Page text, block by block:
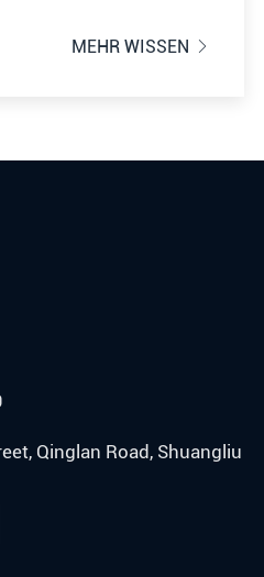
MEHR WISSEN

Qinglan Road, Shuangliu